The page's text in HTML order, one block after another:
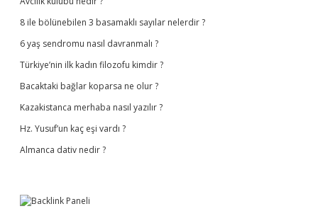
8 ile bölünebilen 3 basamaklı sayılar nelerdir ?
6 yaş sendromu nasıl davranmalı ?
Türkiye’nin ilk kadın filozofu kimdir ?
Bacaktaki bağlar koparsa ne olur ?
Kazakistanca merhaba nasıl yazılır ?
Hz. Yusuf’un kaç eşi vardı ?
Almanca dativ nedir ?